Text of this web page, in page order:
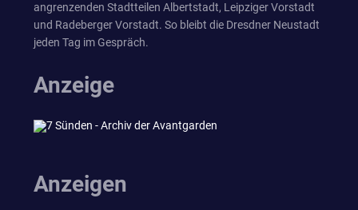
angrenzenden Stadtteilen Albertstadt, Leipziger Vorstadt
und Radeberger Vorstadt. So bleibt die Dresdner Neustadt
jeden Tag im Gespräch.
Anzeige
Anzeigen